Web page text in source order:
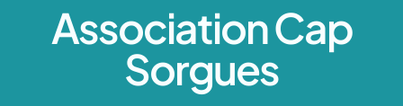
Association Cap
Sorgues